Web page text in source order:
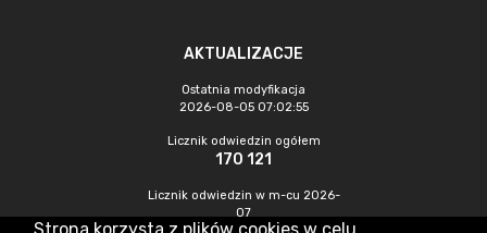
AKTUALIZACJE
Ostatnia modyfikacja
2026-08-05 07:02:55
Licznik odwiedzin ogółem
170 121
Licznik odwiedzin w m-cu 2026-
07